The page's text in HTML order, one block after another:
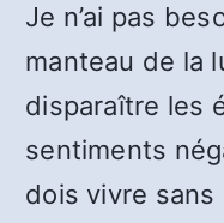
Je n’ai pas
manteau de la
disparaître les
sentiments
dois vivre